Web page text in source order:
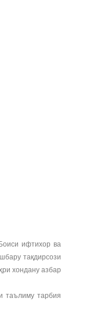
ифтихор ва
тақдирсози
хондану азбар
таълиму тарбия